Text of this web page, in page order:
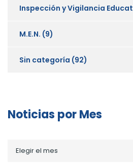
Inspección y Vigilancia
M.E.N. (9)
Sin categoría (92)
Noticias por Mes
porElegir el mes